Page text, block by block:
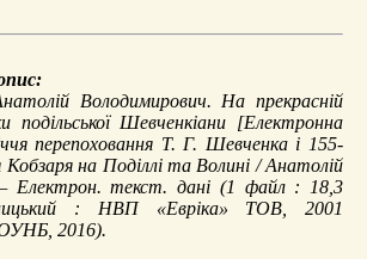
Володимирович. На прекрасній
подільської Шевченкіани [Електронна
перепоховання Т. Г. Шевченка і 155-
Кобзаря на Поділлі та Волині / Анатолій
Електрон. текст. дані (1 файл : 18,3
: НВП «Евріка» ТОВ, 2001
2016).